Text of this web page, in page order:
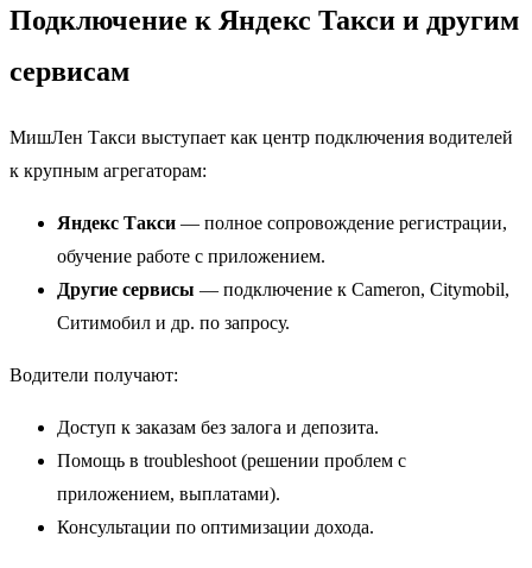
Подключение к Яндекс Такси и другим
сервисам
МишЛен Такси выступает как центр подключения водителей
к крупным агрегаторам:
Яндекс Такси — полное сопровождение регистрации,
обучение работе с приложением.
Другие сервисы — подключение к Cameron, Citymobil,
Ситимобил и др. по запросу.
Водители получают:
Доступ к заказам без залога и депозита.
Помощь в troubleshoot (решении проблем с
приложением, выплатами).
Консультации по оптимизации дохода.